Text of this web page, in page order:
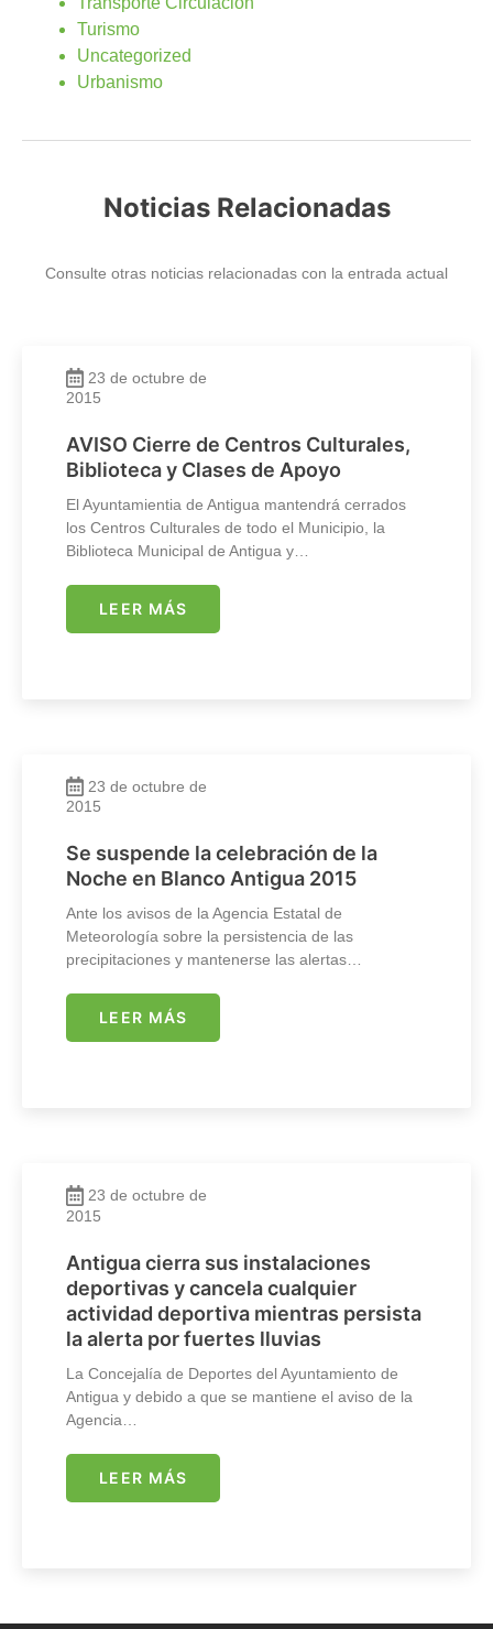
Turismo
Uncategorized
Urbanismo
Noticias Relacionadas
Consulte otras noticias relacionadas con la entrada actual
23 de octubre de
2015
AVISO Cierre de Centros Culturales,
Biblioteca y Clases de Apoyo
El Ayuntamientia de Antigua mantendrá cerrados
los Centros Culturales de todo el Municipio, la
Biblioteca Municipal de Antigua y…
LEER MÁS
23 de octubre de
2015
Se suspende la celebración de la
Noche en Blanco Antigua 2015
Ante los avisos de la Agencia Estatal de
Meteorología sobre la persistencia de las
precipitaciones y mantenerse las alertas…
LEER MÁS
23 de octubre de
2015
Antigua cierra sus instalaciones
deportivas y cancela cualquier
actividad deportiva mientras persista
la alerta por fuertes lluvias
La Concejalía de Deportes del Ayuntamiento de
Antigua y debido a que se mantiene el aviso de la
Agencia…
LEER MÁS